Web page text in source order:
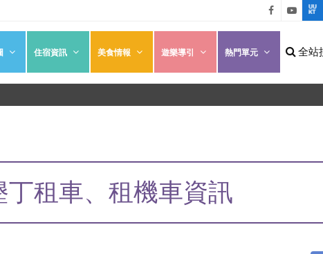
悠遊
墾丁
粉絲
墾丁全站
住宿資訊 美食情報 遊樂導引 熱門單元
丁租車、租機車資訊